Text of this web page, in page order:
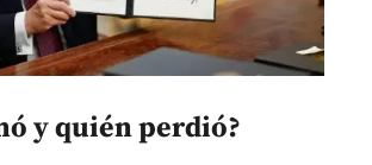
y quién perdió?